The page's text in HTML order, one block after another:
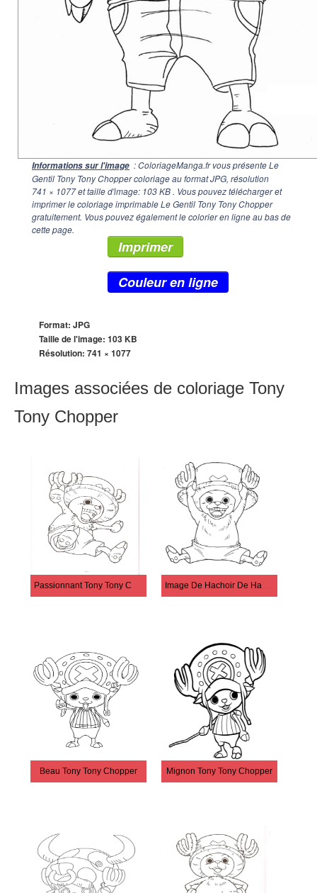
Informations sur l'image : ColoriageManga.fr vous présente Le
Gentil Tony Tony Chopper coloriage au format JPG, résolution
741 × 1077et taille d'image: 103 KB . Vous pouvez télécharger et
imprimer le coloriage imprimable Le Gentil Tony Tony Chopper
gratuitement. Vous pouvez également le colorier en ligne au bas de
cette page.
Imprimer
Couleur en ligne
Format: JPG
Taille de l'image: 103 KB
Résolution: 741 × 1077
Images associées de coloriage Tony
Tony Chopper
Passionnant Tony Tony Chopper Image De Hachoir De Haute Qualité
Beau Tony Tony Chopper Mignon Tony Tony Chopper